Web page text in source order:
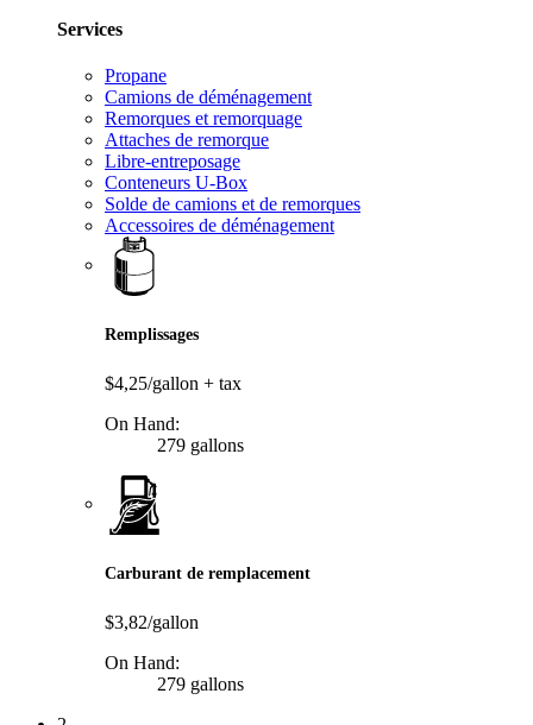
Services
Propane
Camions de déménagement
Remorques et remorquage
Attaches de remorque
Libre-entreposage
Conteneurs U-Box
Solde de camions et de remorques
Accessoires de déménagement
Remplissages
$4,25/gallon + tax
On Hand:
279 gallons
Carburant de remplacement
$3,82/gallon
On Hand:
279 gallons